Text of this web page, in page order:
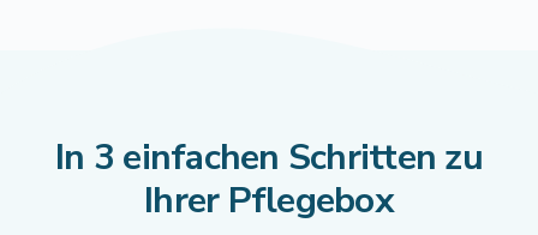
In 3 einfachen Schritten zu
Ihrer Pflegebox